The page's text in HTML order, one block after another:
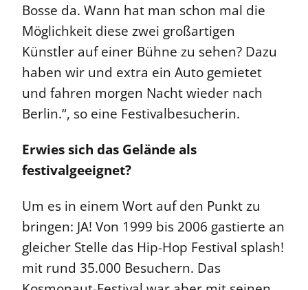
Bosse da. Wann hat man schon mal die
Möglichkeit diese zwei großartigen
Künstler auf einer Bühne zu sehen? Dazu
haben wir und extra ein Auto gemietet
und fahren morgen Nacht wieder nach
Berlin.“, so eine Festivalbesucherin.
Erwies sich das Gelände als
festivalgeeignet?
Um es in einem Wort auf den Punkt zu
bringen: JA! Von 1999 bis 2006 gastierte an
gleicher Stelle das Hip-Hop Festival splash!
mit rund 35.000 Besuchern. Das